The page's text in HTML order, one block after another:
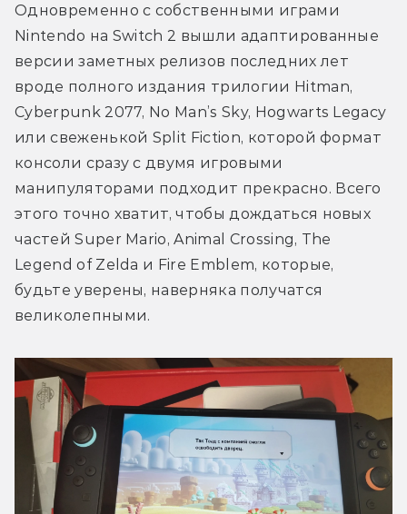
Одновременно с собственными играми
Nintendo на Switch 2 вышли адаптированные
версии заметных релизов последних лет
вроде полного издания трилогии Hitman,
Cyberpunk 2077, No Man’s Sky, Hogwarts Legacy
или свеженькой Split Fiction, которой формат
консоли сразу с двумя игровыми
манипуляторами подходит прекрасно. Всего
этого точно хватит, чтобы дождаться новых
частей Super Mario, Animal Crossing, The
Legend of Zelda и Fire Emblem, которые,
будьте уверены, наверняка получатся
великолепными.